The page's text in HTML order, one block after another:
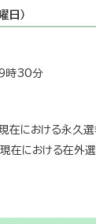
日）
時30分
在における永久
在における在外